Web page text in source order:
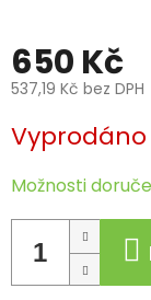
650 Kč
537,19 Kč bez DPH
cena:
Vyprodáno
Možnosti